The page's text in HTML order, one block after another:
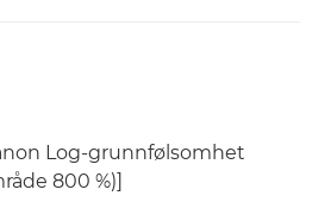
Log-grunnfølsomhet
800 %)]